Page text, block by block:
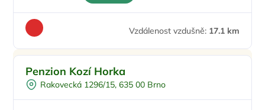
Vzdálenost vzdušně: 17.1 km
U vody
Pro rybáře
Penzion Kozí Horka
Rakovecká 1296/15, 635 00 Brno